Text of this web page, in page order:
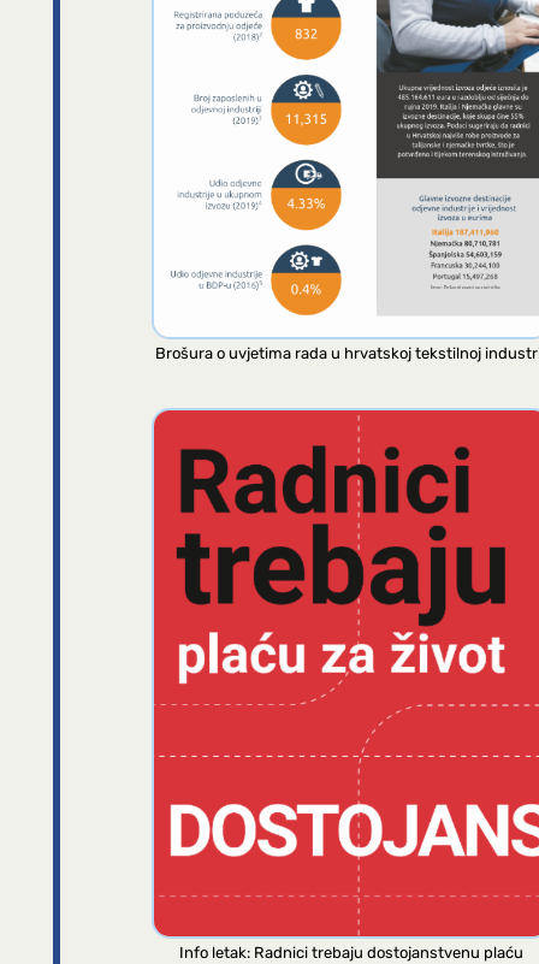
Brošura o uvjetima rada u hrvatskoj tekstilnoj
Info letak: Radnici trebaju dostojanstvenu plaću